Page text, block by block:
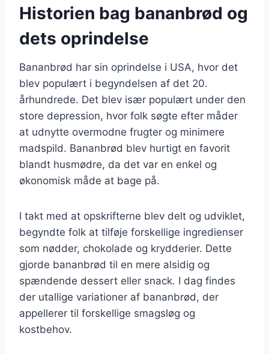
Historien bag bananbrød og
dets oprindelse
Bananbrød har sin oprindelse i USA, hvor det
blev populært i begyndelsen af det 20.
århundrede. Det blev især populært under den
store depression, hvor folk søgte efter måder
at udnytte overmodne frugter og minimere
madspild. Bananbrød blev hurtigt en favorit
blandt husmødre, da det var en enkel og
økonomisk måde at bage på.
I takt med at opskrifterne blev delt og udviklet,
begyndte folk at tilføje forskellige ingredienser
som nødder, chokolade og krydderier. Dette
gjorde bananbrød til en mere alsidig og
spændende dessert eller snack. I dag findes
der utallige variationer af bananbrød, der
appellerer til forskellige smagsløg og
kostbehov.